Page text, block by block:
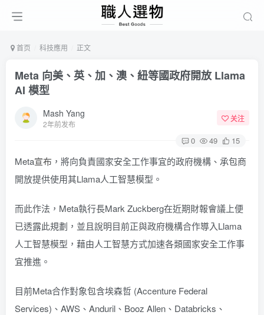
首页 科技應用 正文
Meta 向美、英、加、澳、紐等國政府開放 Llama
AI 模型
Mash Yang
2年前发布
关注
0 49 15
Meta宣布 ，將向負責國家安全工作事宜的政府機構、承包商
開放提供使用其Llama人工智慧模型。
而此作法，Meta執行長Mark Zuckberg在近期財報會議上便
已透露此規劃，並且說明目前正與政府機構合作導入Llama
人工智慧模型，藉由人工智慧方式加速各類國家安全工作事
宜推進。
目前Meta合作對象包含埃森哲 (Accenture Federal
Services)、AWS、Anduril、Booz Allen、Databricks、